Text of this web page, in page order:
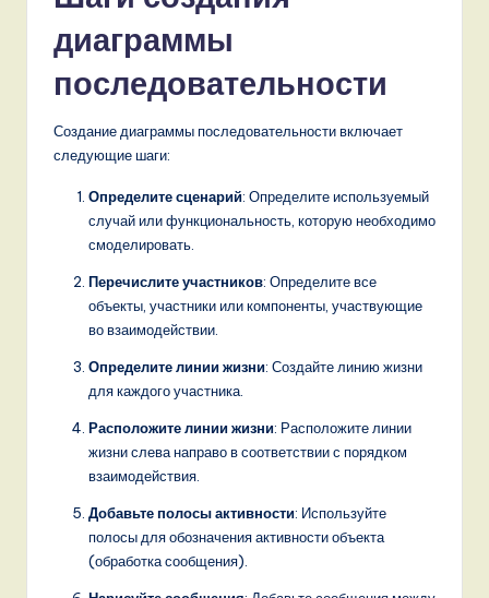
диаграммы
последовательности
Создание диаграммы последовательности включает
следующие шаги:
Определите сценарий: Определите используемый
случай или функциональность, которую необходимо
смоделировать.
Перечислите участников: Определите все
объекты, участники или компоненты, участвующие
во взаимодействии.
Определите линии жизни: Создайте линию жизни
для каждого участника.
Расположите линии жизни: Расположите линии
жизни слева направо в соответствии с порядком
взаимодействия.
Добавьте полосы активности: Используйте
полосы для обозначения активности объекта
(обработка сообщения).